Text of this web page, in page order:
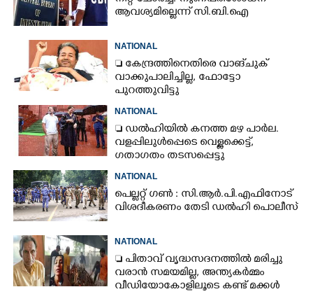
ആവശ്യമില്ലെന്ന് സി.ബി.ഐ
NATIONAL
 കേന്ദ്രത്തിനെതിരെ വാങ്‌ചുക്
വാക്കുപാലിച്ചില്ല, ഫോട്ടോ
പുറത്തുവിട്ടു
NATIONAL
 ഡൽഹിയിൽ കനത്ത മഴ പാർല.
വളപ്പിലുൾപ്പെടെ വെള്ളക്കെട്ട്,
ഗതാഗതം തടസപ്പെട്ടു
NATIONAL
പെല്ലറ്റ് ഗൺ : സി.ആർ.പി.എഫിനോട്
വിശദീകരണം തേടി ഡൽഹി പൊലീസ്
NATIONAL
 പിതാവ് വൃദ്ധസദനത്തിൽ മരിച്ചു
വരാൻ സമയമില്ല,​ അന്ത്യകർമ്മം
വീഡിയോകോളിലൂടെ കണ്ട് മക്കൾ